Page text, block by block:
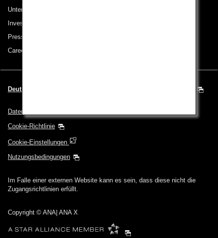
Unternehmen der ANA Group
Investor Relations
Pressemeldungen
Careers (English Only)
Deutsch | Österreich (Wählen Sie Ihre Stadt und Ihre Sprache)
Datenschutz
Cookie-Richtlinie
Cookie-Einstellungen
Nutzungsbedingungen
Im Falle einer externen Website kann es sein, dass diese nicht die
Zugangsrichtlinien erfüllt.
Copyright © ANA| ANA X